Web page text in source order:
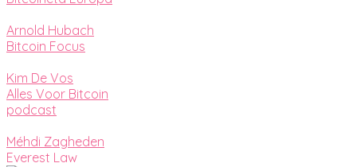
Arnold Hubach
Bitcoin Focus
Kim De Vos
Alles Voor Bitcoin
podcast
Méhdi Zagheden
Everest Law